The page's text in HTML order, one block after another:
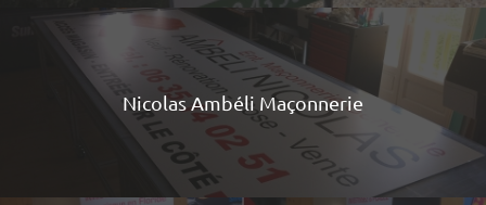
Nicolas Ambéli Maçonnerie